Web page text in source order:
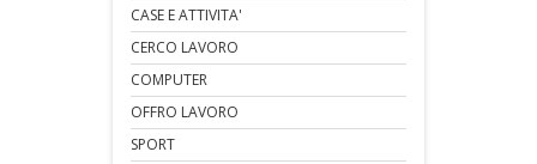
CASE E ATTIVITA'
CERCO LAVORO
COMPUTER
OFFRO LAVORO
SPORT